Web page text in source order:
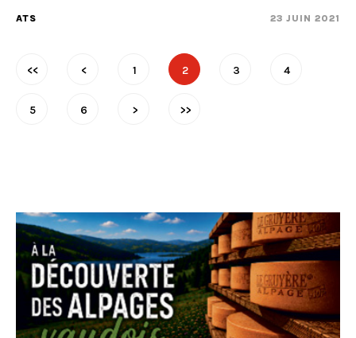
ATS 23 JUIN 2021
<< < 1 2 3 4
5 6 > >>